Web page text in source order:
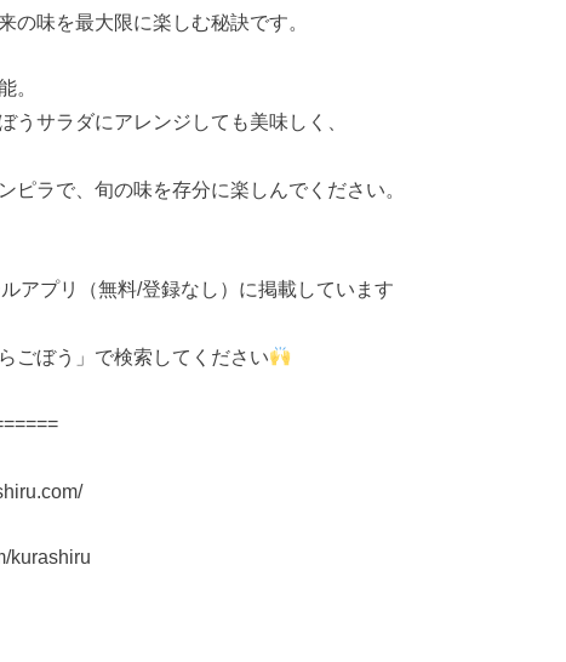
の味を最大限に楽しむ秘訣です。
。
うサラダにアレンジしても美味しく、
ピラで、旬の味を存分に楽しんでください。
アプリ（無料/登録なし）に掲載しています
ぼう」で検索してください
kurashiru